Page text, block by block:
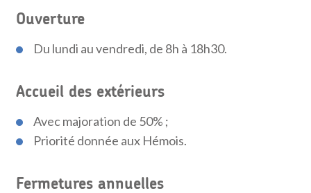
Ouverture
Du lundi au vendredi, de 8h à 18h30.
Accueil des extérieurs
Avec majoration de 50% ;
Priorité donnée aux Hémois.
Fermetures annuelles